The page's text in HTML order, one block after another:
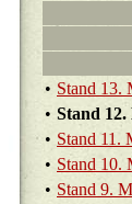
• Stand 13.
• Stand
• Stand 11.
• Stand 10.
• Stand 9.